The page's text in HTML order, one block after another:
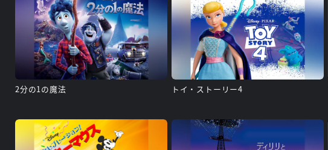
2分の1の魔法 トイ・ストーリー4